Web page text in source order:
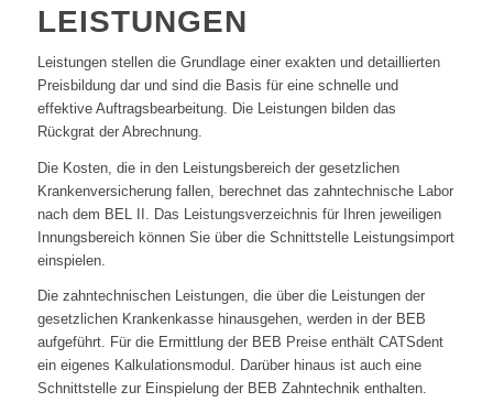
LEISTUNGEN
Leistungen stellen die Grundlage einer exakten und detaillierten
Preisbildung dar und sind die Basis für eine schnelle und
effektive Auftragsbearbeitung. Die Leistungen bilden das
Rückgrat der Abrechnung.
Die Kosten, die in den Leistungsbereich der gesetzlichen
Krankenversicherung fallen, berechnet das zahntechnische Labor
nach dem BEL II. Das Leistungsverzeichnis für Ihren jeweiligen
Innungsbereich können Sie über die Schnittstelle Leistungsimport
einspielen.
Die zahntechnischen Leistungen, die über die Leistungen der
gesetzlichen Krankenkasse hinausgehen, werden in der BEB
aufgeführt. Für die Ermittlung der BEB Preise enthält CATSdent
ein eigenes Kalkulationsmodul. Darüber hinaus ist auch eine
Schnittstelle zur Einspielung der BEB Zahntechnik enthalten.